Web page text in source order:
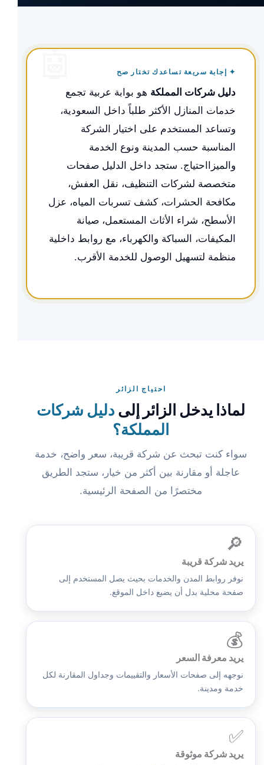
✦ إجابة سريعة تساعدك تختار صح
دليل شركات المملكة هو بوابة عربية تجمع
خدمات المنازل الأكثر طلباً داخل السعودية،
وتساعد المستخدم على اختيار الشركة
المناسبة حسب المدينة ونوع الخدمة
والميزااحتياج. ستجد داخل الدليل صفحات
متخصصة لشركات التنظيف، نقل العفش،
مكافحة الحشرات، كشف تسربات المياه، عزل
الأسطح، شراء الأثاث المستعمل، صيانة
المكيفات، السباكة والكهرباء، مع روابط داخلية
منظمة لتسهيل الوصول للخدمة الأقرب.
احتياج الزائر
لماذا يدخل الزائر إلىدليل شركات
المملكة؟
سواء كنت تبحث عن شركة قريبة، سعر واضح، خدمة
عاجلة أو مقارنة بين أكثر من خيار، ستجد الطريق
مختصرًا من الصفحة الرئيسية.
🔎
يريد شركة قريبة
نوفر روابط المدن والخدمات بحيث يصل المستخدم إلى
صفحة محلية بدل أن يضيع داخل الموقع.
💰
يريد معرفة السعر
نوجهه إلى صفحات الأسعار والتقييمات وجداول المقارنة لكل
خدمة ومدينة.
✅
يريد شركة موثوقة